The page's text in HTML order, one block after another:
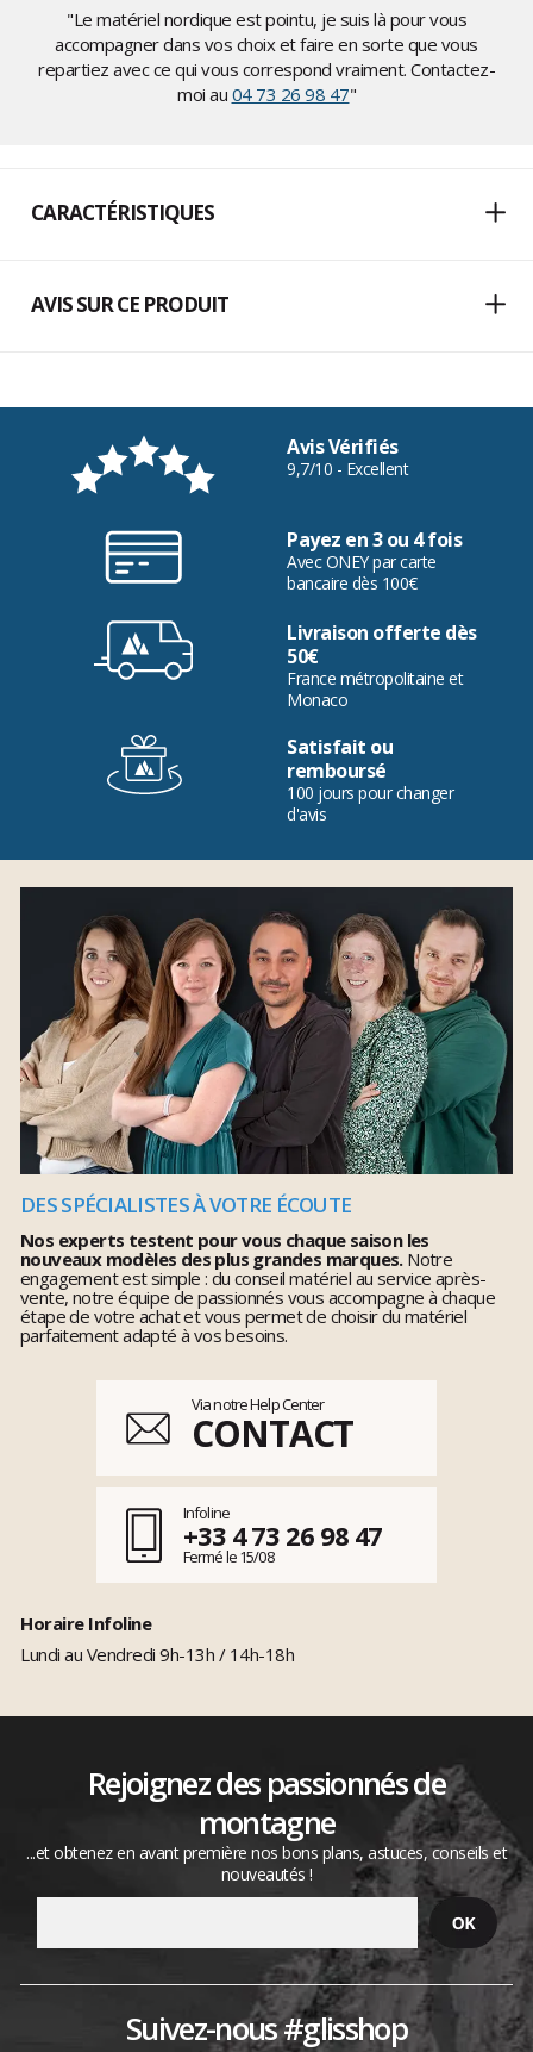
"Le matériel nordique est pointu, je suis là pour vous
accompagner dans vos choix et faire en sorte que vous
repartiez avec ce qui vous correspond vraiment. Contactez-
moi au 04 73 26 98 47"
CARACTÉRISTIQUES
AVIS SUR CE PRODUIT
Avis Vérifiés
9,7/10 - Excellent
Payez en 3 ou 4 fois
Avec ONEY par carte
bancaire dès 100€
Livraison offerte dès
50€
France métropolitaine et
Monaco
Satisfait ou
remboursé
100 jours pour changer
d'avis
DES SPÉCIALISTES À VOTRE ÉCOUTE
Nos experts testent pour vous chaque saison les
nouveaux modèles des plus grandes marques.Notre
engagement est simple : du conseil matériel au service après-
vente, notre équipe de passionnés vous accompagne à chaque
étape de votre achat et vous permet de choisir du matériel
parfaitement adapté à vos besoins.
Via notre Help Center
CONTACT
Infoline
+33 4 73 26 98 47
Fermé le 15/08
Horaire Infoline
Lundi au Vendredi 9h-13h / 14h-18h
Rejoignez des passionnés de
montagne
...et obtenez en avant première nos bons plans, astuces, conseils et
nouveautés !
Suivez-nous #glisshop